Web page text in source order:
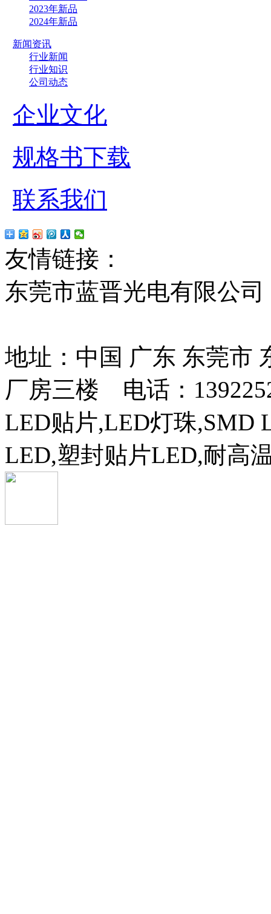
2023年新品
2024年新品
新闻资讯
行业新闻
行业知识
公司动态
企业文化
规格书下载
联系我们
友情链接：
东莞市蓝晋光电有限公
地址：中国 广东 东莞市
厂房三楼 电话：
LED贴片,LED灯珠,SMD
LED,塑封贴片LED,耐